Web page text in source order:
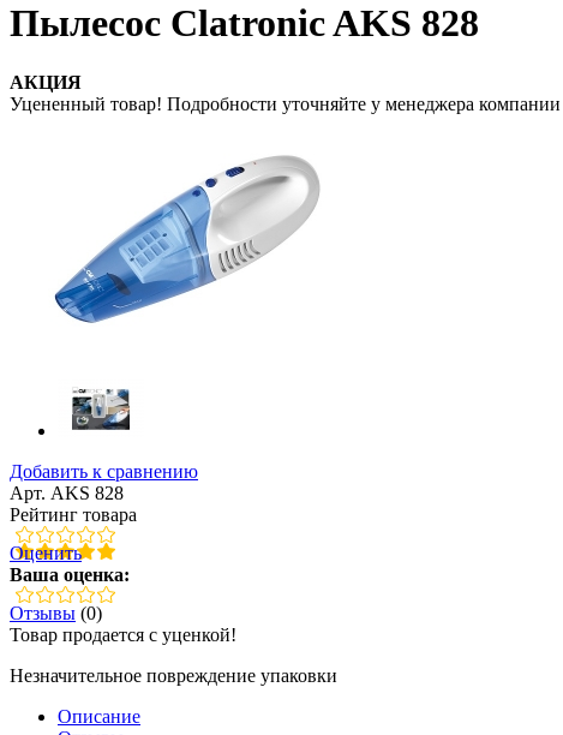
Пылесос Clatronic AKS 828
АКЦИЯ
Уцененный товар! Подробности уточняйте у менеджера компании
Добавить к сравнению
Арт. AKS 828
Рейтинг товара
Оценить
Ваша оценка:
Отзывы (0)
Товар продается с уценкой!
Незначительное повреждение упаковки
Описание